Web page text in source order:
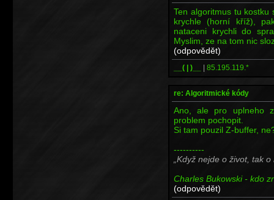
Ten algoritmus tu
krychle (horní kříž),
nataceni krychli do
Myslim, ze na tom nic
(odpovědět)
__( | )__ | 85.195.119.*
re: Algoritmické kódy
Ano, ale pro uplneho
problem pochopit.
Si tam pouzil Z-buffer,
----------
Když nejde o život, tak o
Charles Bukowski - kdo
(odpovědět)